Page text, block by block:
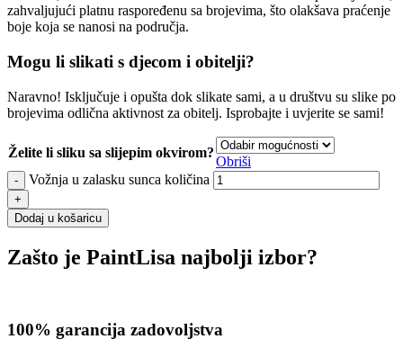
zahvaljujući platnu raspoređenu sa brojevima, što olakšava praćenje
boje koja se nanosi na područja.
Mogu li slikati s djecom i obitelji?
Naravno! Isključuje i opušta dok slikate sami, a u društvu su slike po
brojevima odlična aktivnost za obitelj. Isprobajte i uvjerite se sami!
Želite li sliku sa slijepim okvirom?
Obriši
Vožnja u zalasku sunca količina
Dodaj u košaricu
Zašto je PaintLisa najbolji izbor?
100% garancija zadovoljstva